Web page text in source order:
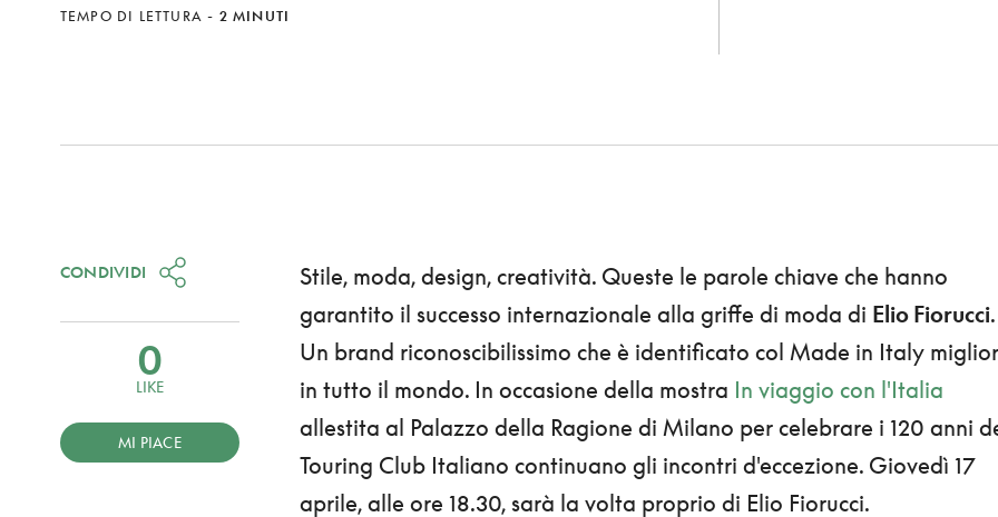
TEMPO DI LETTURA - 2 MINUTI
Stile, moda, design, creatività. Queste le parole chiave che hanno
garantito il successo internazionale alla griffe di moda di Elio Fiorucci.
Un brand riconoscibilissimo che è identificato col Made in Italy
in tutto il mondo. In occasione della mostra In viaggio con l'Italia
allestita al Palazzo della Ragione di Milano per celebrare i 120 anni
Touring Club Italiano continuano gli incontri d'eccezione. Giovedì 17
aprile, alle ore 18.30, sarà la volta proprio di Elio Fiorucci.
CONDIVIDI
0
LIKE
MI PIACE